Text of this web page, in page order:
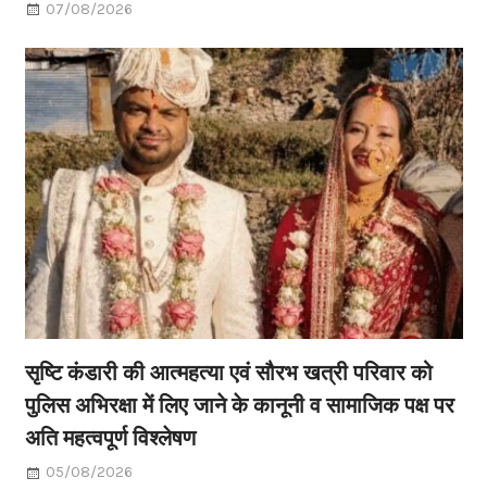
07/08/2026
सृष्टि कंडारी की आत्महत्या एवं सौरभ खत्री परिवार को
पुलिस अभिरक्षा में लिए जाने के कानूनी व सामाजिक पक्ष पर
अति महत्वपूर्ण विश्लेषण
05/08/2026